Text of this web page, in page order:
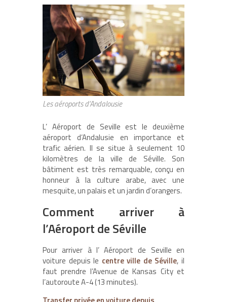
Les aéroports d’Andalousie
L’ Aéroport de Seville est le deuxième
aéroport d’Andalusie en importance et
trafic aérien. Il se situe à seulement 10
kilomètres de la ville de Séville. Son
bâtiment est très remarquable, conçu en
honneur à la culture arabe, avec une
mesquite, un palais et un jardin d’orangers.
Comment arriver à
l’Aéroport de Séville
Pour arriver à l’ Aéroport de Seville en
voiture depuis le centre ville de Séville, il
faut prendre l’Avenue de Kansas City et
l’autoroute A-4 (13 minutes).